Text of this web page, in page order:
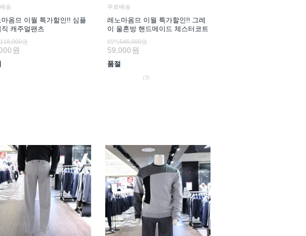
송
마옴므 이월 특가할인!! 심플
캐주얼팬츠
118,000원
원
무료배송
레노마옴므 이월 특가할인!! 그레
이 울혼방 핸드메이드 체스터코트
89%546,000원
59,000 원
품절
(3)